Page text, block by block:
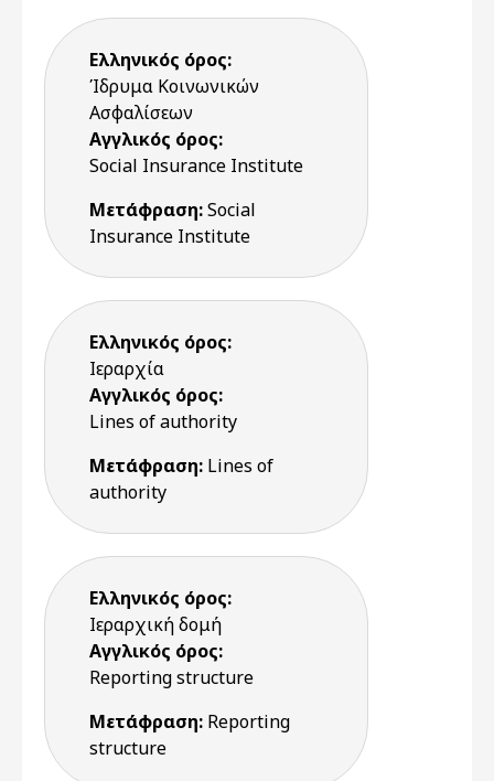
Ελληνικός όρος:
Ίδρυμα Κοινωνικών
Ασφαλίσεων
Αγγλικός όρος:
Social Insurance Institute
Μετάφραση:Social
Insurance Institute
Ελληνικός όρος:
Ιεραρχία
Αγγλικός όρος:
Lines of authority
Μετάφραση: Lines of
authority
Ελληνικός όρος:
Ιεραρχική δομή
Αγγλικός όρος:
Reporting structure
Μετάφραση: Reporting
structure